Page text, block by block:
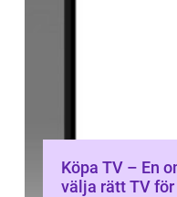
Köpa TV – En
välja rätt TV